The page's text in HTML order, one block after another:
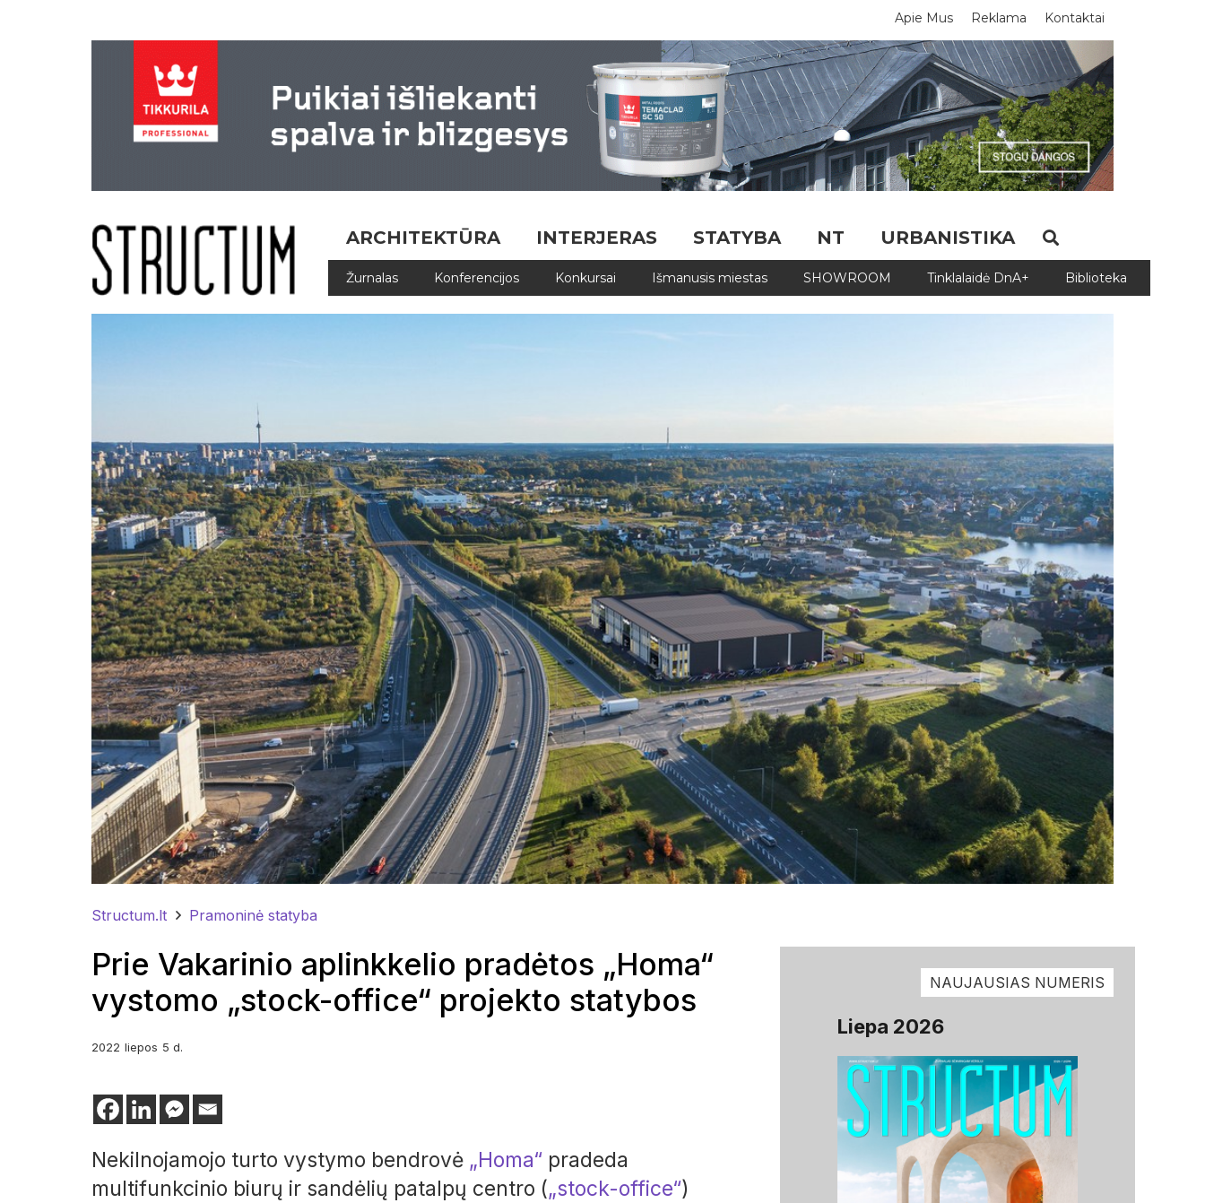
Apie Mus Reklama Kontaktai
ARCHITEKTŪRA INTERJERAS STATYBA NT URBANISTIKA
Žurnalas Konferencijos Konkursai Išmanusis miestas SHOWROOM Tinklalaidė DnA+ Biblioteka
Structum.lt Pramoninė statyba
Prie Vakarinio aplinkkelio pradėtos „Homa“
vystomo „stock-office“ projekto statybos
2022 liepos 5 d.
Nekilnojamojo turto vystymo bendrovė „Homa“ pradeda
multifunkcinio biurų ir sandėlių patalpų centro („stock-office“)
NAUJAUSIAS NUMERIS
Liepa 2026